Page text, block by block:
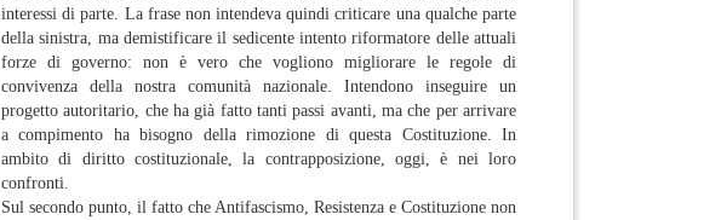
interessi di parte. La frase non intendeva quindi criticare una qualche parte
della sinistra, ma demistificare il sedicente intento riformatore delle attuali
forze di governo: non è vero che vogliono migliorare le regole di
convivenza della nostra comunità nazionale. Intendono inseguire un
progetto autoritario, che ha già fatto tanti passi avanti, ma che per arrivare
a compimento ha bisogno della rimozione di questa Costituzione. In
ambito di diritto costituzionale, la contrapposizione, oggi, è nei loro
confronti.
Sul secondo punto, il fatto che Antifascismo, Resistenza e Costituzione non